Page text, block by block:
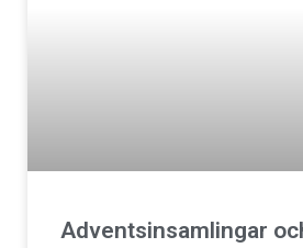
Adventsinsamlingar